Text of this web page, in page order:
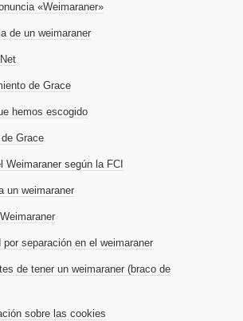
«Weimaraner»
de un weimaraner
de Grace
hemos escogido
Grace
Weimaraner según la FCI
un weimaraner
por separación en el weimaraner
de tener un weimaraner (braco de
sobre las cookies